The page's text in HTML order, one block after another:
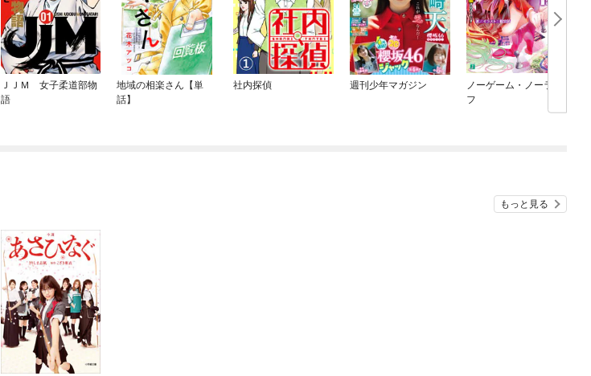
ＪＪＭ 女子柔道部物
語
地域の相楽さん【単
話】
社内探偵 週刊少年マガジン
ノーゲーム・ノーライ
フ
もっと見る